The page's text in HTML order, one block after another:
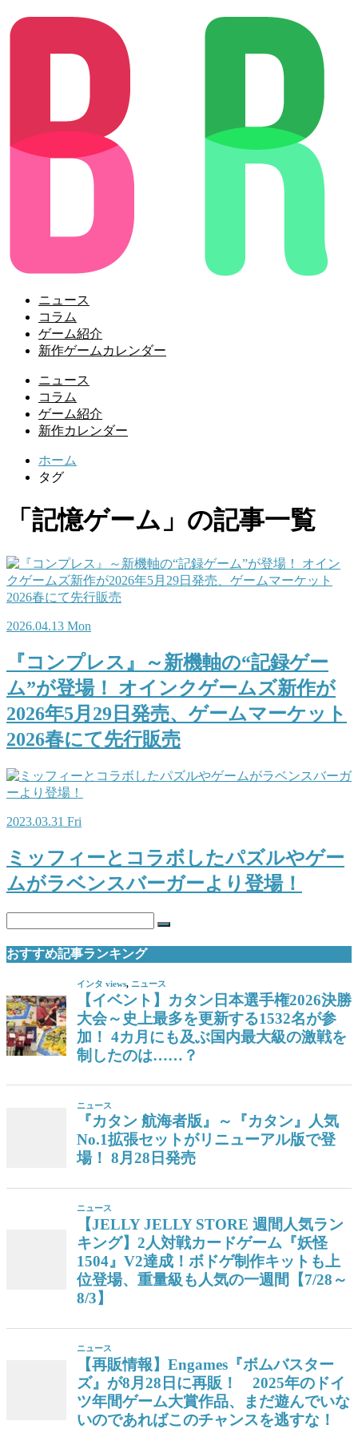
ニュース
コラム
ゲーム紹介
新作ゲームカレンダー
ニュース
コラム
ゲーム紹介
新作カレンダー
ホーム
タグ
「記憶ゲーム」の記事一覧
2026.04.13 Mon
『コンプレス』～新機軸の“記録ゲー
ム”が登場！ オインクゲームズ新作が
2026年5月29日発売、ゲームマーケット
2026春にて先行販売
2023.03.31 Fri
ミッフィーとコラボしたパズルやゲー
ムがラベンスバーガーより登場！
おすすめ記事ランキング
インタ views, ニュース
【イベント】カタン日本選手権2026決勝
大会～史上最多を更新する1532名が参
加！ 4カ月にも及ぶ国内最大級の激戦を
制したのは……？
ニュース
『カタン 航海者版』～『カタン』人気
No.1拡張セットがリニューアル版で登
場！ 8月28日発売
ニュース
【JELLY JELLY STORE 週間人気ラン
キング】2人対戦カードゲーム『妖怪
1504』V2達成！ボドゲ制作キットも上
位登場、重量級も人気の一週間【7/28～
8/3】
ニュース
【再販情報】Engames『ボムバスター
ズ』が8月28日に再販！ 2025年のドイ
ツ年間ゲーム大賞作品、まだ遊んでいな
いのであればこのチャンスを逃すな！